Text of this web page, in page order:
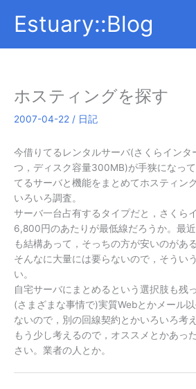
Estuary::Blog
ホスティングを探す
2007-04-22 / 日記
今借りてるレンタルサーバ(さくらインタ
つ，ディスク容量300MB)が手狭になっ
てるサーバと機能をまとめてホスティン
いろいろ調査。
サーバ一台占有するタイプだと，さくら
6,800円のあたりが最低線だろうか。最
も結構あって，そっちの方が安いのがあ
そんなに大量には要らないので，そうい
い。
自宅サーバにまとめるという選択肢も残
(さまざまな事情で)実質Webとかメール
ないので，別の回線契約とかいろいろ考
もう少し考えるので，オススメとかあっ
さい。業者の人とか。